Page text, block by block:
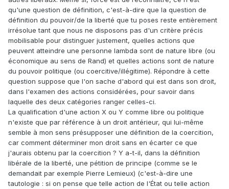
qu'une question de définition, c'est-à-dire que la question de
définition du pouvoir/de la liberté que tu poses reste entièrement
irrésolue tant que nous ne disposons pas d'un critère précis
mobilisable pour distinguer justement, quelles actions que
peuvent atteindre une personne lambda sont de nature libre (ou
économique au sens de Rand) et quelles actions sont de nature
du pouvoir politique (ou coercitive/illégitime). Répondre à cette
question suppose que l'on sache d'abord qui est dans son droit,
dans l'examen des actions considérées, pour savoir dans
laquelle des deux catégories ranger celles-ci.
La qualification d'une action X ou Y comme libre ou politique
n'existe que par référence à un droit antérieur, qui lui-même
semble à mon sens présupposer une définition de la coercition,
car comment déterminer mon droit sans en écarter ce que
j'aurais obtenu par la coercition ? Y a-t-il, dans la définition
libérale de la liberté, une pétition de principe (comme se le
demandait par exemple Pierre Lemieux) (c'est-à-dire une
tautologie : si on pense que telle action de l'État ou telle action